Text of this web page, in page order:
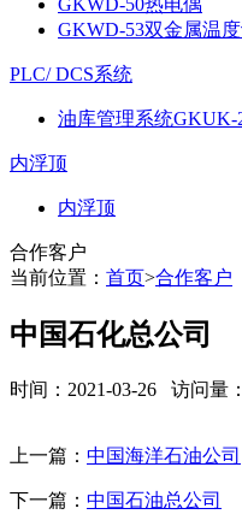
GKWD-50热电偶
GKWD-53双金属温
PLC/ DCS系统
油库管理系统GKUK-
内浮顶
内浮顶
合作客户
当前位置： 首页>合作客户
中国石化总公司
时间：2021-03-26 访问量
上一篇： 中国海洋石油公司
下一篇： 中国石油总公司